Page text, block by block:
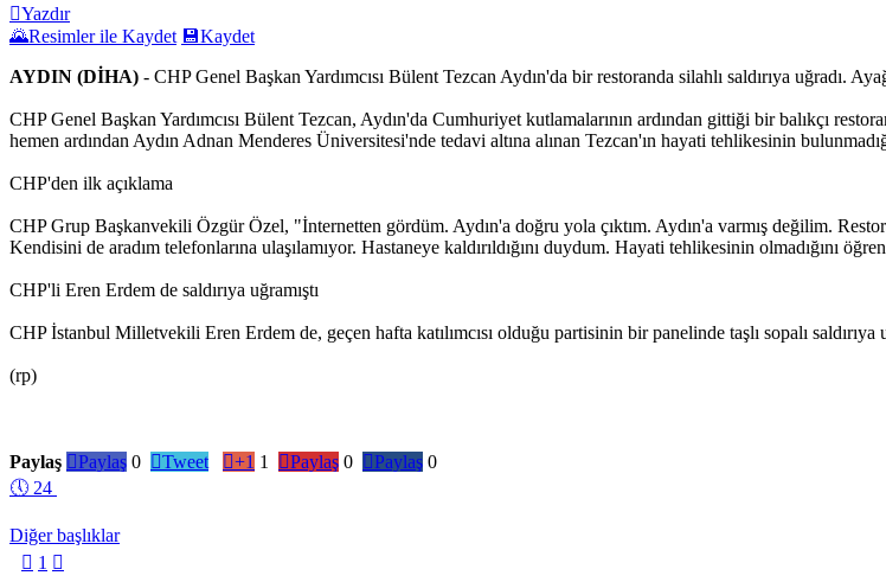
Yazdır
🌄Resimler ile Kaydet 💾Kaydet
AYDIN (DİHA) - CHP Genel Başkan Yardımcısı Bülent Tezcan Aydın'da bir restoranda silahlı saldırıya uğradı.
CHP Genel Başkan Yardımcısı Bülent Tezcan, Aydın'da Cumhuriyet kutlamalarının ardından gittiği bir balıkçı
hemen ardından Aydın Adnan Menderes Üniversitesi'nde tedavi altına alınan Tezcan'ın hayati tehlikesinin
CHP'den ilk açıklama
CHP Grup Başkanvekili Özgür Özel, "İnternetten gördüm. Aydın'a doğru yola çıktım. Aydın'a varmış değilim.
Kendisini de aradım telefonlarına ulaşılamıyor. Hastaneye kaldırıldığını duydum. Hayati tehlikesinin olmadığını
CHP'li Eren Erdem de saldırıya uğramıştı
CHP İstanbul Milletvekili Eren Erdem de, geçen hafta katılımcısı olduğu partisinin bir panelinde taşlı sopalı saldırıya
(rp)
Paylaş Paylaş 0 Tweet +1 1 Paylaş 0 Paylaş 0
🕔 24
Diğer başlıklar
 1 